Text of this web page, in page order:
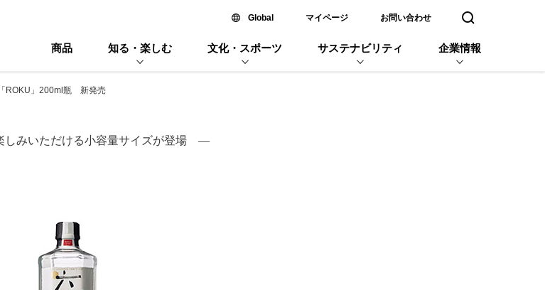
Global新しいウィンドウで開く
マイページ お問い合わせ 検索窓を開く
商品 知る・楽しむ 文化・スポーツ サステナビリティ 企業情報
ROKU」200ml瓶 新発売
みいただける小容量サイズが登場 ―